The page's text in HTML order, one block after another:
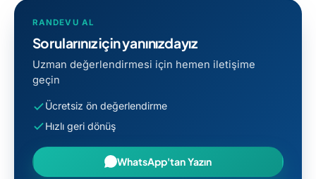
RANDEVU AL
Sorularınız için yanınızdayız
Uzman değerlendirmesi için hemen iletişime
geçin
Ücretsiz ön değerlendirme
Hızlı geri dönüş
WhatsApp'tan Yazın